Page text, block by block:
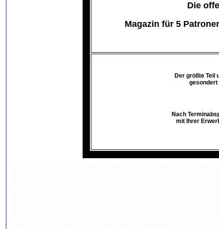
Die
Magazin für 5
Der größte Teil
Nach
mit Ihrer